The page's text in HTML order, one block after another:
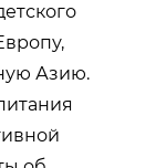
Азию.